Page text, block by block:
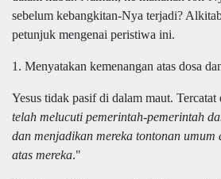
sebelum kebangkitan-Nya terjadi?
petunjuk mengenai peristiwa ini.
1. Menyatakan kemenangan atas dosa
Yesus tidak pasif di dalam maut.
telah melucuti pemerintah-pemerintah
dan menjadikan mereka tontonan umum
atas mereka."